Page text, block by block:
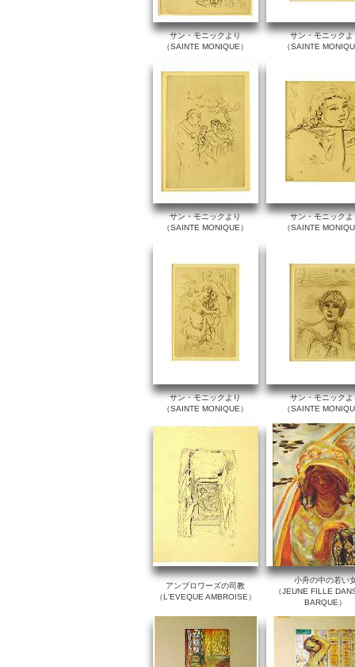
サン・モニックより
（SAINTE MONIQUE）
サン・モニックよ
（SAINTE
サン・モニックより
（SAINTE MONIQUE）
サン・モニックよ
（SAINTE
サン・モニックより
（SAINTE MONIQUE）
サン・モニックよ
（SAINTE
アンブロワーズの司教
（L'EVEQUE AMBROISE）
小舟の中の若い
（JEUNE FILLE
BARQUE）